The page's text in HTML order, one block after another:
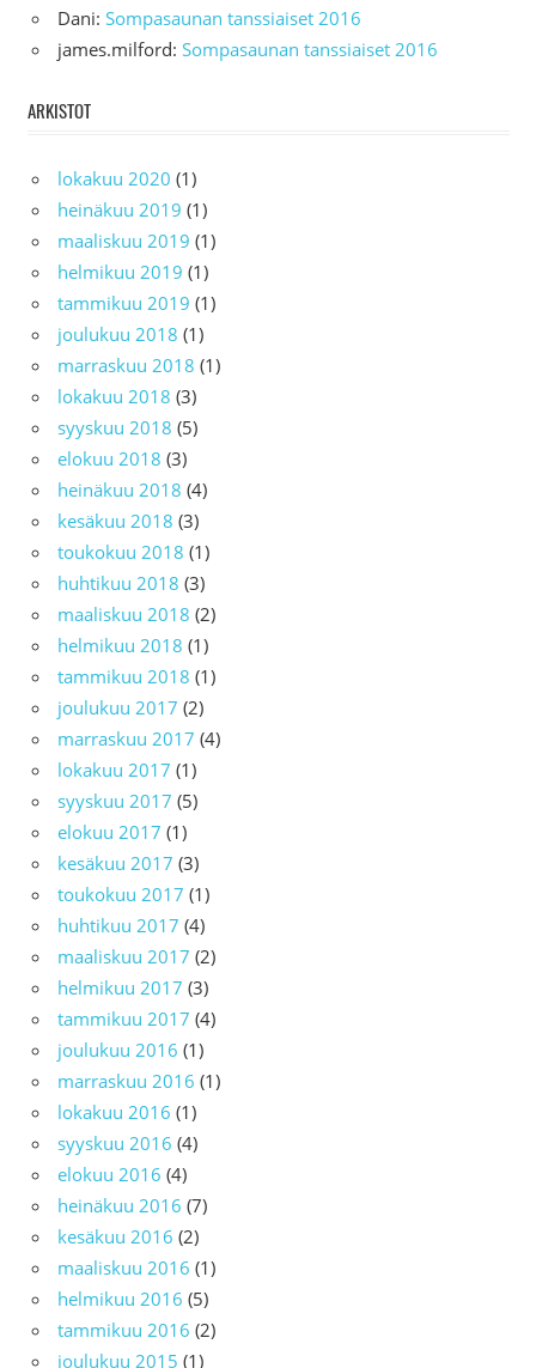
Dani: Sompasaunan tanssiaiset 2016
james.milford: Sompasaunan tanssiaiset 2016
ARKISTOT
lokakuu 2020 (1)
heinäkuu 2019 (1)
maaliskuu 2019 (1)
helmikuu 2019 (1)
tammikuu 2019 (1)
joulukuu 2018 (1)
marraskuu 2018 (1)
lokakuu 2018 (3)
syyskuu 2018 (5)
elokuu 2018 (3)
heinäkuu 2018 (4)
kesäkuu 2018 (3)
toukokuu 2018 (1)
huhtikuu 2018 (3)
maaliskuu 2018 (2)
helmikuu 2018 (1)
tammikuu 2018 (1)
joulukuu 2017 (2)
marraskuu 2017 (4)
lokakuu 2017 (1)
syyskuu 2017 (5)
elokuu 2017 (1)
kesäkuu 2017 (3)
toukokuu 2017 (1)
huhtikuu 2017 (4)
maaliskuu 2017 (2)
helmikuu 2017 (3)
tammikuu 2017 (4)
joulukuu 2016 (1)
marraskuu 2016 (1)
lokakuu 2016 (1)
syyskuu 2016 (4)
elokuu 2016 (4)
heinäkuu 2016 (7)
kesäkuu 2016 (2)
maaliskuu 2016 (1)
helmikuu 2016 (5)
tammikuu 2016 (2)
joulukuu 2015 (1)